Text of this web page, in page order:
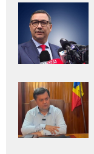
Adaugă
aici textul
pentru
subtitlu
Adaugă
aici textul
pentru
subtitlu